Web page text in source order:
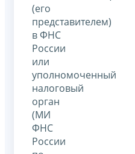
(его
представителем)
в ФНС
России
или
уполномоченный
налоговый
орган
(МИ
ФНС
России